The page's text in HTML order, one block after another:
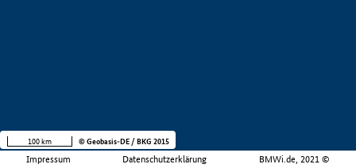
Impressum Datenschutzerklärung BMWi.de, 2021 ©
100 km © Geobasis-DE / BKG 2015